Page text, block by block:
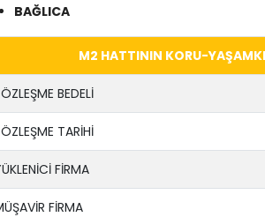
BAĞLICA
M2 HATTININ KORU-
BEDELİ
TARİHİ
FİRMA
FİRMA